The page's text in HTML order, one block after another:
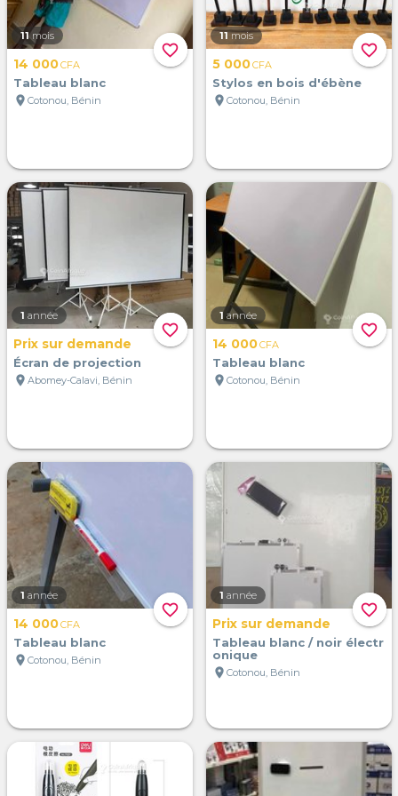
favorite_border
11 mois
14 000CFA
Tableau blanc
location_on Cotonou, Bénin
favorite_border
11 mois
5 000CFA
Stylos en bois d'ébène
location_on Cotonou, Bénin
favorite_border
1 année
Prix sur demande
Écran de projection
location_on Abomey-Calavi, Bénin
favorite_border
1 année
14 000CFA
Tableau blanc
location_on Cotonou, Bénin
favorite_border
1 année
14 000CFA
Tableau blanc
location_on Cotonou, Bénin
favorite_border
1 année
Prix sur demande
Tableau blanc / noir électr
onique
location_on Cotonou, Bénin